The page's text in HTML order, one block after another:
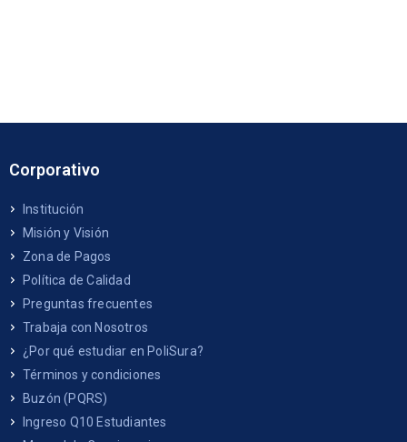
Corporativo
Institución
Misión y Visión
Zona de Pagos
Política de Calidad
Preguntas frecuentes
Trabaja con Nosotros
¿Por qué estudiar en PoliSura?
Términos y condiciones
Buzón (PQRS)
Ingreso Q10 Estudiantes